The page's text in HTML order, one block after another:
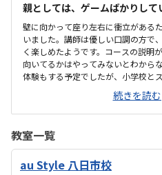
親としては、ゲームばかりして
壁に向かって座り左右に衝立がある
いました。講師は優しい口調の方で
く楽しめたようです。コースの説明
向いてるかはやってみないとわから
体験もする予定でしたが、小学校と
めました。息子はゲーミングチェア
す。開放的というよりは、落ち着い
っていそうです。少し高いなという
ました。日頃はSwitchで、マイクラ
でいます。担当の方と相談して今回
と勧められました。
続きを読
教室一覧
au Style 八日市校